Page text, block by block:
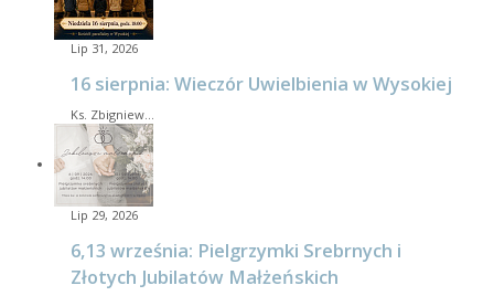
Lip 31, 2026
16 sierpnia: Wieczór Uwielbienia w Wysokiej
Ks. Zbigniew…
Lip 29, 2026
6,13 września: Pielgrzymki Srebrnych i
Złotych Jubilatów Małżeńskich